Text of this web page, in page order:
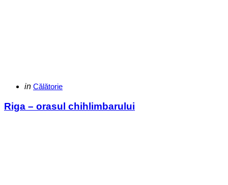
Categories
Posted
in Călătorie
Riga – orasul chihlimbarului